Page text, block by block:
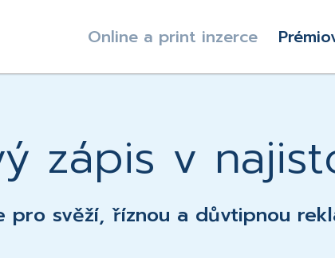
Váš byznysOnline a print inzerce
zápis v
pro svěží, říznou a důvtipnou